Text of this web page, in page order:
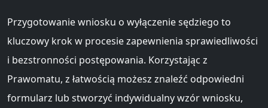
Przygotowanie wniosku o wyłączenie sędziego to
kluczowy krok w procesie zapewnienia sprawiedliwości
i bezstronności postępowania. Korzystając z
Prawomatu, z łatwością możesz znaleźć odpowiedni
formularz lub stworzyć indywidualny wzór wniosku,